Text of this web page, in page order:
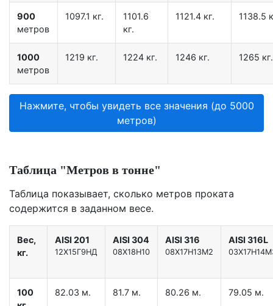
900
метров
1097.1 кг.
1101.6
кг.
1121.4 кг. 1138.5
1000
метров
1219 кг. 1224 кг. 1246 кг. 1265 кг.
Нажмите, чтобы увидеть все значения (до 5000
метров)
Таблица "Метров в тонне"
Таблица показывает, сколько метров проката
содержится в заданном весе.
Вес,
кг.
AISI 201
12X15Г9НД
AISI 304
08Х18Н10
AISI 316
08Х17Н13М2
AISI 316L
100
82.03 м. 81.7 м. 80.26 м. 79.05 м.